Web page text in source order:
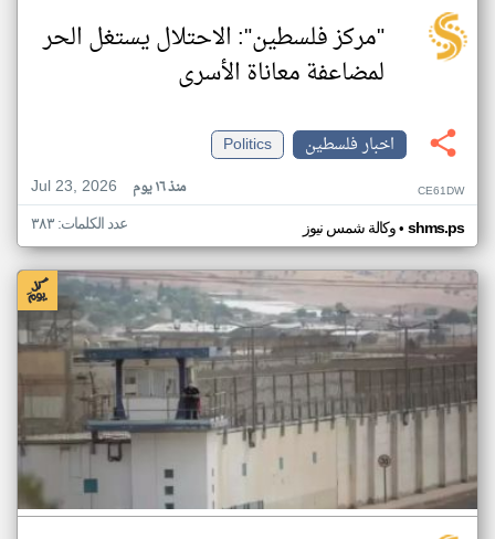
"مركز فلسطين": الاحتلال يستغل الحر
لمضاعفة معاناة الأسرى
اخبار فلسطين
Politics
Jul 23, 2026
منذ ١٦ يوم CE61DW
وكالة شمس نيوز• shms.ps عدد الكلمات: ٣٨٣